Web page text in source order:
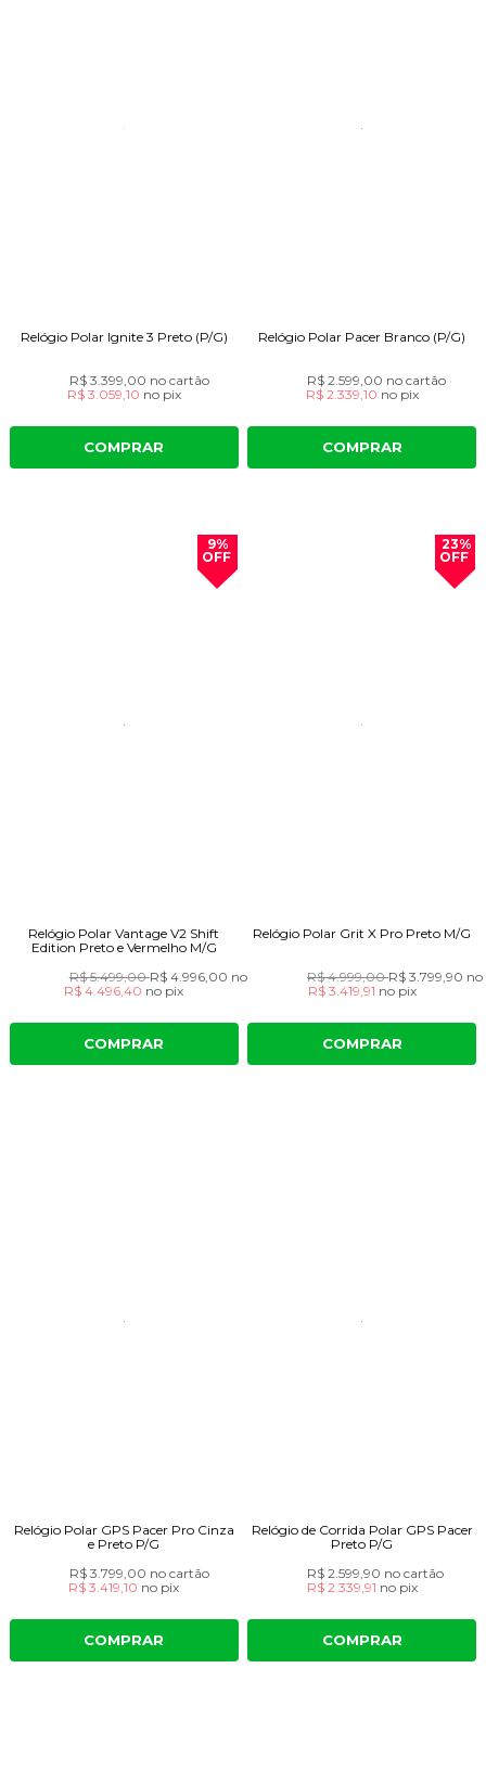
Relógio Polar Ignite 3 Preto (P/G)
R$ 3.399,00 no cartão
R$ 3.059,10 no pix
COMPRAR
Relógio Polar Pacer Branco (P/G)
R$ 2.599,00 no cartão
R$ 2.339,10 no pix
COMPRAR
9%
OFF
Relógio Polar Vantage V2 Shift
Edition Preto e Vermelho M/G
R$ 5.499,00R$ 4.996,00 no cartão
R$ 4.496,40 no pix
COMPRAR
23%
OFF
Relógio Polar Grit X Pro Preto M/G
R$ 4.999,00R$ 3.799,90 no
R$ 3.419,91 no pix
COMPRAR
Relógio Polar GPS Pacer Pro Cinza
e Preto P/G
R$ 3.799,00 no cartão
R$ 3.419,10 no pix
COMPRAR
Relógio de Corrida Polar GPS Pacer
Preto P/G
R$ 2.599,90 no cartão
R$ 2.339,91 no pix
COMPRAR